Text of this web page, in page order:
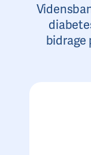
bidrage